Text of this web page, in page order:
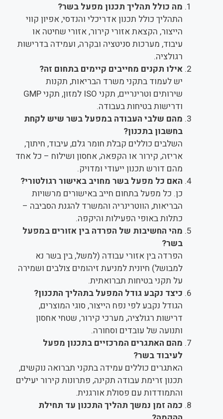
מה כולל תהליך תכנון מפעל בשר?
התהליך כולל תכנון אדריכלי והנדסי, אפיון קווי
הייצור, הקצאת אזורי קירור, אזורי שחיטה או
עיבוד, מערכות סניטציה ובקרה, ועמידה בדרישות
רגולציה.
אילו תקנים מחייבים קיימים בתחום זה?
יש לעמוד בתקני משרד הבריאות, תקנות
שירותים וטרינריים, תקני ISO למזון, תקני GMP
ודרישות בטיחות בעבודה.
מהם שלבי העבודה במפעל בשר שיש לקחת
בחשבון בתכנון?
השלבים כוללים קבלת חומר גלם, עיבוד, חיתוך,
אריזה, קירור או הקפאה, אחסון ושילוח – כל אחד
מהם דורש תכנון ייעודי ומדויק.
האם כל מפעל בשר מחויב באישור רגולטורי?
כן. כל מפעל בתחום חייב באישורים מרשויות
הבריאות, הווטרינריה והמשרד להגנת הסביבה –
כתלות באופי הפעילות והיקפה.
מהי החשיבות של הפרדה בין אזורים במפעל
בשר?
הפרדה בין אזורי עבודה (למשל, בין בשר נא
למבושל) חיונית למניעת זיהומים צולבים ושמירה
על תקני בטיחות תברואתית.
כיצד נקבע גודל המפעל בתהליך התכנון?
הגודל נקבע לפי נפח הייצור, סוגי המוצרים,
דרישות רגולציה, מערכי קירור, שטחי אחסון
ותנועה של עובדים וסחורה.
מהם האתגרים המרכזיים בתכנון מפעל
לעיבוד בשר?
האתגרים כוללים עמידה בתקני תברואה נוקשים,
תכנון זרימת עבודה תקינה, פתרונות קירור יעילים
והתמודדות עם פסולת אורגנית.
כמה זמן נמשך תהליך התכנון עד תחילת